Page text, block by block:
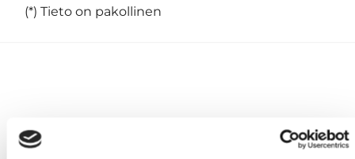
(*) Tieto on pakollinen